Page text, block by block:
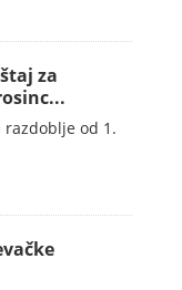
za
od 1.